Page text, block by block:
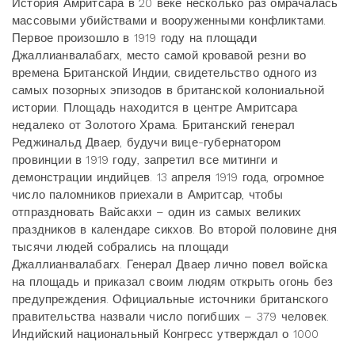
История Амритсара в 20 веке несколько раз омрачалась
массовыми убийствами и вооруженными конфликтами.
Первое произошло в 1919 году на площади
Джаллианвалабагх, место самой кровавой резни во
времена Британской Индии, свидетельство одного из
самых позорных эпизодов в британской колониальной
истории. Площадь находится в центре Амритсара
недалеко от Золотого Храма. Британский генерал
Реджинальд Дваер, будучи вице-губернатором
провинции в 1919 году, запретил все митинги и
демонстрации индийцев. 13 апреля 1919 года, огромное
число паломников приехали в Амритсар, чтобы
отпраздновать Вайсакхи – один из самых великих
праздников в календаре сикхов. Во второй половине дня
тысячи людей собрались на площади
Джаллианвалабагх. Генерал Дваер лично повел войска
на площадь и приказал своим людям открыть огонь без
предупреждения. Официальные источники британского
правительства назвали число погибших – 379 человек.
Индийский национальный Конгресс утверждал о 1000